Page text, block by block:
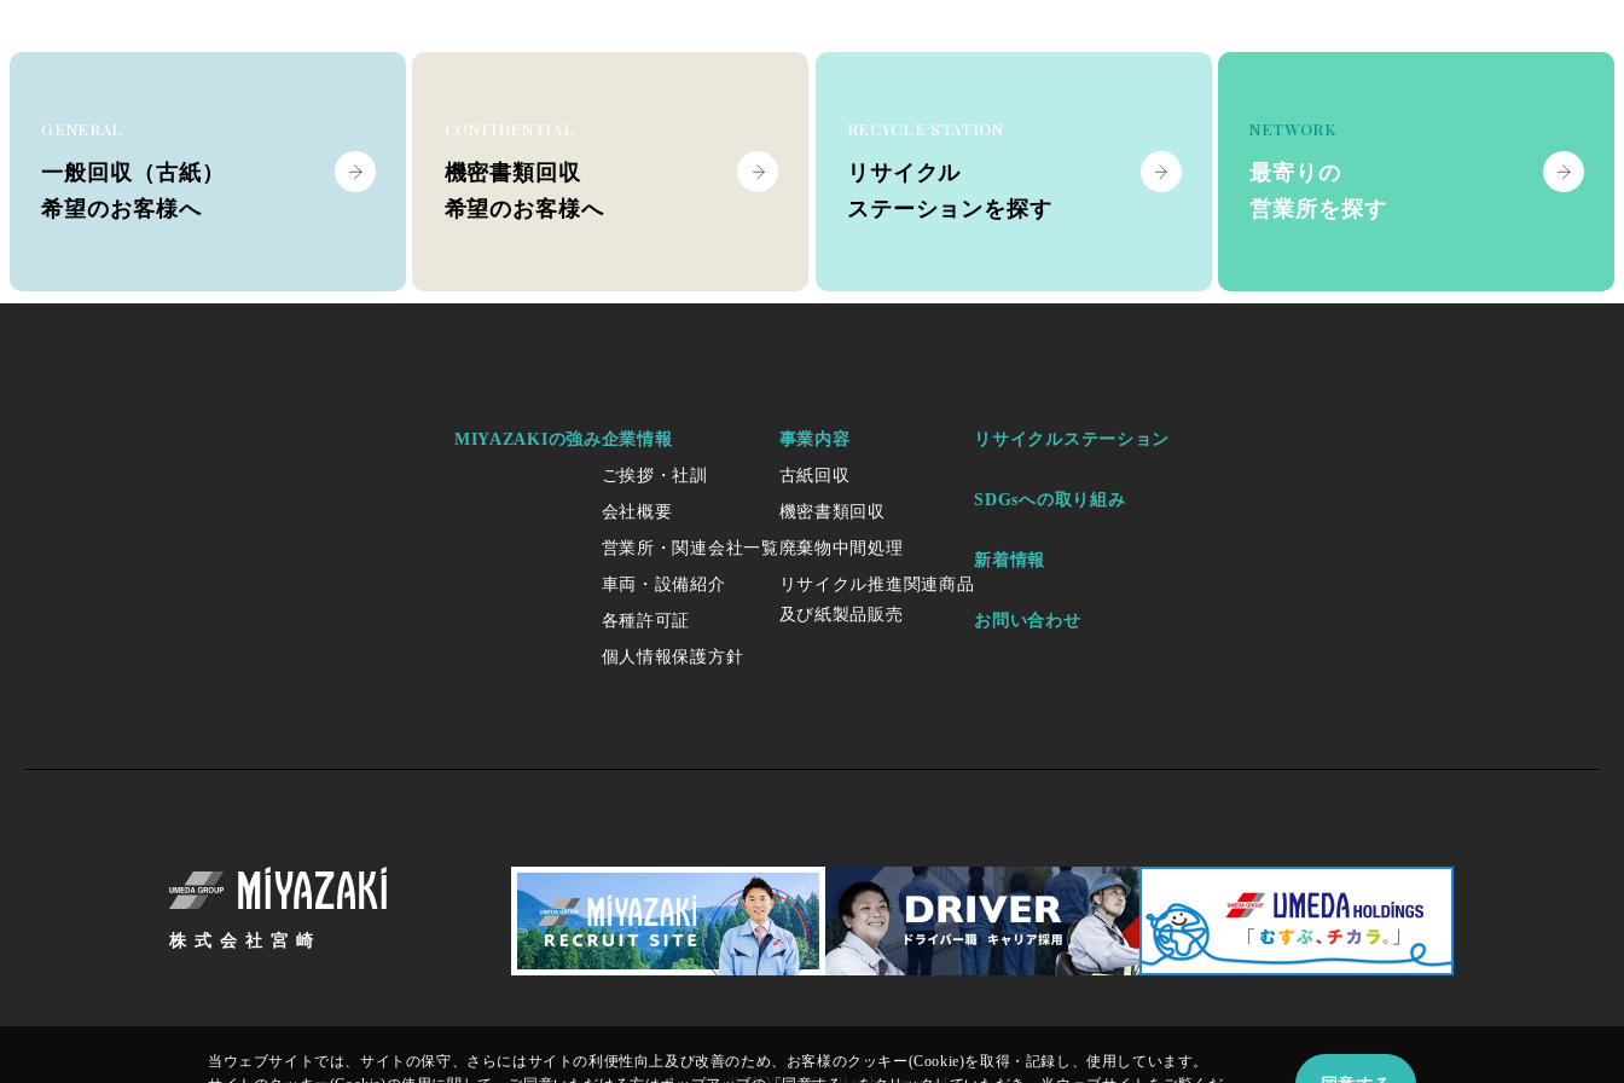
GENERAL
一般回収（古紙）
希望のお客様へ
CONFIDENTIAL
機密書類回収
希望のお客様へ
RECYCLE STATION
リサイクル
ステーションを探す
NETWORK
最寄りの
営業所を探す
MIYAZAKIの強み企業情報
ご挨拶・社訓
会社概要
営業所・関連会社一覧
車両・設備紹介
各種許可証
個人情報保護方針
事業内容
古紙回収
機密書類回収
廃棄物中間処理
リサイクル推進関連商品
及び紙製品販売
リサイクルステーション
SDGsへの取り組み
新着情報
お問い合わせ
株式会社宮崎
当ウェブサイトでは、サイトの保守、さらにはサイトの利便性向上及び改善のため、お客様のクッキー(Cookie)を取得・記録し、使用しています。